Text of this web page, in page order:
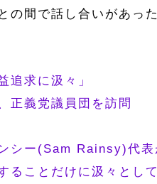
の間で話し合いがあっ
追求に汲々」
正義党議員団を訪問
シー(Sam Rainsy)代
ことだけに汲々とし